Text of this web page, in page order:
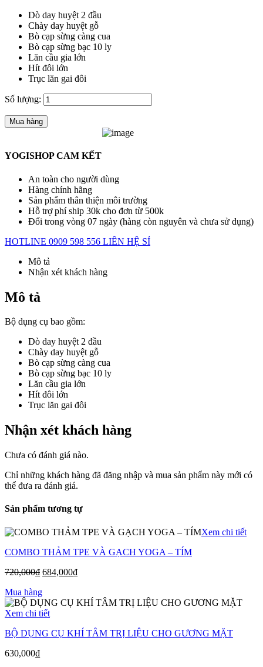
Dò day huyệt 2 đầu
Chày day huyệt gỗ
Bò cạp sừng càng cua
Bò cạp sừng bạc 10 ly
Lăn cầu gia lớn
Hít đôi lớn
Trục lăn gai đôi
Số lượng:
Mua hàng
YOGISHOP CAM KẾT
An toàn cho người dùng
Hàng chính hãng
Sản phẩm thân thiện môi trường
Hỗ trợ phí ship 30k cho đơn từ 500k
Đổi trong vòng 07 ngày (hàng còn nguyên và chưa sử dụng)
HOTLINE 0909 598 556 LIÊN HỆ SỈ
Mô tả
Nhận xét khách hàng
Mô tả
Bộ dụng cụ bao gồm:
Dò day huyệt 2 đầu
Chày day huyệt gỗ
Bò cạp sừng càng cua
Bò cạp sừng bạc 10 ly
Lăn cầu gia lớn
Hít đôi lớn
Trục lăn gai đôi
Nhận xét khách hàng
Chưa có đánh giá nào.
Chỉ những khách hàng đã đăng nhập và mua sản phẩm này mới có
thể đưa ra đánh giá.
Sản phẩm tương tự
Xem chi tiết
COMBO THẢM TPE VÀ GẠCH YOGA – TÍM
720,000₫ 684,000₫
Mua hàng
Xem chi tiết
BỘ DỤNG CỤ KHÍ TÂM TRỊ LIỆU CHO GƯƠNG MẶT
630,000₫